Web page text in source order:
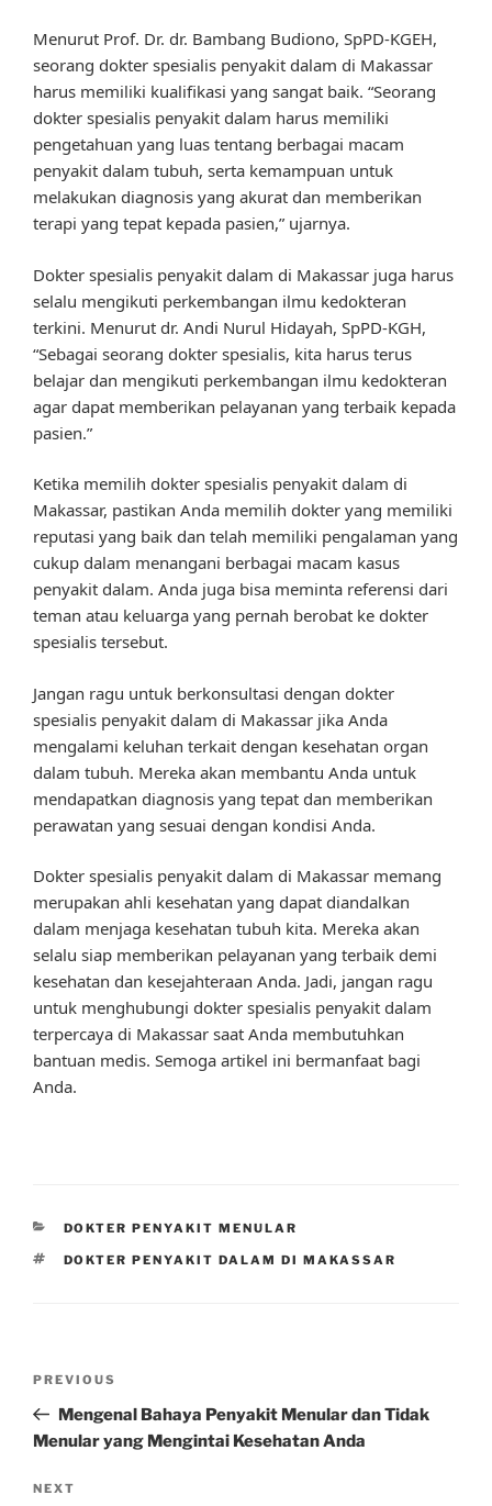
Menurut Prof. Dr. dr. Bambang Budiono, SpPD-KGEH,
seorang dokter spesialis penyakit dalam di Makassar
harus memiliki kualifikasi yang sangat baik. “Seorang
dokter spesialis penyakit dalam harus memiliki
pengetahuan yang luas tentang berbagai macam
penyakit dalam tubuh, serta kemampuan untuk
melakukan diagnosis yang akurat dan memberikan
terapi yang tepat kepada pasien,” ujarnya.
Dokter spesialis penyakit dalam di Makassar juga harus
selalu mengikuti perkembangan ilmu kedokteran
terkini. Menurut dr. Andi Nurul Hidayah, SpPD-KGH,
“Sebagai seorang dokter spesialis, kita harus terus
belajar dan mengikuti perkembangan ilmu kedokteran
agar dapat memberikan pelayanan yang terbaik kepada
pasien.”
Ketika memilih dokter spesialis penyakit dalam di
Makassar, pastikan Anda memilih dokter yang memiliki
reputasi yang baik dan telah memiliki pengalaman yang
cukup dalam menangani berbagai macam kasus
penyakit dalam. Anda juga bisa meminta referensi dari
teman atau keluarga yang pernah berobat ke dokter
spesialis tersebut.
Jangan ragu untuk berkonsultasi dengan dokter
spesialis penyakit dalam di Makassar jika Anda
mengalami keluhan terkait dengan kesehatan organ
dalam tubuh. Mereka akan membantu Anda untuk
mendapatkan diagnosis yang tepat dan memberikan
perawatan yang sesuai dengan kondisi Anda.
Dokter spesialis penyakit dalam di Makassar memang
merupakan ahli kesehatan yang dapat diandalkan
dalam menjaga kesehatan tubuh kita. Mereka akan
selalu siap memberikan pelayanan yang terbaik demi
kesehatan dan kesejahteraan Anda. Jadi, jangan ragu
untuk menghubungi dokter spesialis penyakit dalam
terpercaya di Makassar saat Anda membutuhkan
bantuan medis. Semoga artikel ini bermanfaat bagi
Anda.
CATEGORIES
DOKTER PENYAKIT MENULAR
TAGS
DOKTER PENYAKIT DALAM DI MAKASSAR
Previous
Post
PREVIOUS
Mengenal Bahaya Penyakit Menular dan Tidak
Menular yang Mengintai Kesehatan Anda
Next
NEXT